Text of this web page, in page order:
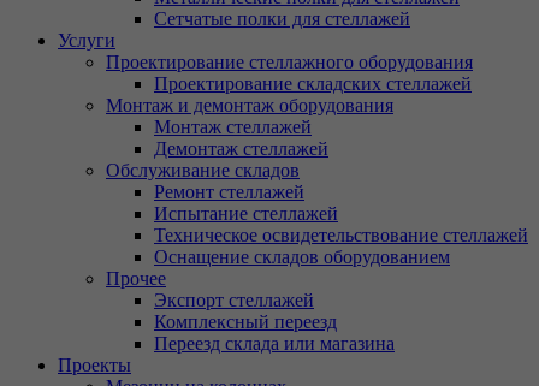
Сетчатые полки для стеллажей
Услуги
Проектирование стеллажного оборудования
Проектирование складских стеллажей
Монтаж и демонтаж оборудования
Монтаж стеллажей
Демонтаж стеллажей
Обслуживание складов
Ремонт стеллажей
Испытание стеллажей
Техническое освидетельствование стеллажей
Оснащение складов оборудованием
Прочее
Экспорт стеллажей
Комплексный переезд
Переезд склада или магазина
Проекты